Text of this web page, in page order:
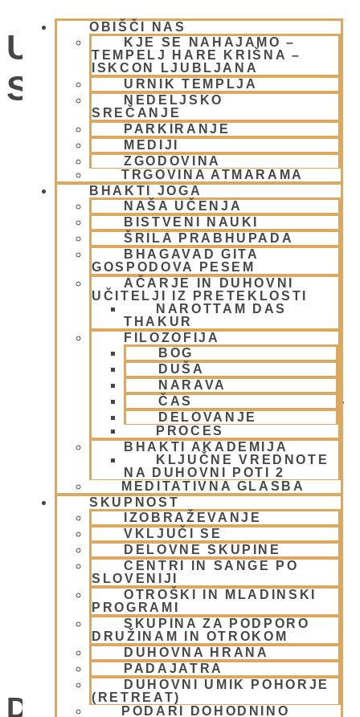
OBIŠČI NAS
KJE SE NAHAJAMO –
TEMPELJ HARE KRIŠNA –
ISKCON LJUBLJANA
URNIK TEMPLJA
NEDELJSKO
SREČANJE
PARKIRANJE
MEDIJI
ZGODOVINA
TRGOVINA ATMARAMA
BHAKTI JOGA
NAŠA UČENJA
BISTVENI NAUKI
ŠRILA PRABHUPADA
BHAGAVAD GITA
GOSPODOVA PESEM
AČARJE IN DUHOVNI
UČITELJI IZ PRETEKLOSTI
NAROTTAM DAS
THAKUR
FILOZOFIJA
BOG
DUŠA
NARAVA
ČAS
DELOVANJE
PROCES
BHAKTI AKADEMIJA
KLJUČNE VREDNOTE
NA DUHOVNI POTI 2
MEDITATIVNA GLASBA
SKUPNOST
IZOBRAŽEVANJE
VKLJUČI SE
DELOVNE SKUPINE
CENTRI IN SANGE PO
SLOVENIJI
OTROŠKI IN MLADINSKI
PROGRAMI
SKUPINA ZA PODPORO
DRUŽINAM IN OTROKOM
DUHOVNA HRANA
PADAJATRA
DUHOVNI UMIK POHORJE
(RETREAT)
PODARI DOHODNINO
UMIK POHORJE
SMOLNIK
Dogodki
UMIK POHORJE SMOLNIK
Dogodki